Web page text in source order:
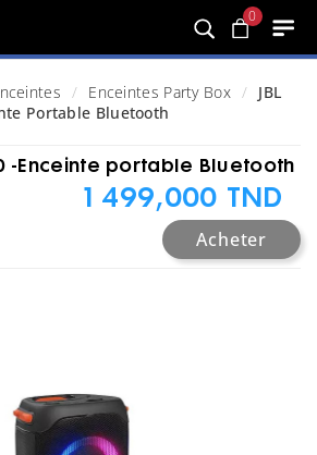
0
Enceintes Party Box
JBL
Portable Bluetooth
-Enceinte portable Bluetooth
1 499,000 TND
Acheter